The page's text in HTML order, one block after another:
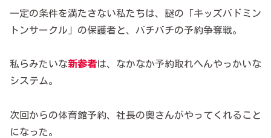
一定の条件を満たさない私たちは、謎の「キッズバドミン
トンサークル」の保護者と、バチバチの予約争奪戦。
私らみたいな新参者は、なかなか予約取れへんやっかいな
システム。
次回からの体育館予約、社長の奥さんがやってくれること
になった。